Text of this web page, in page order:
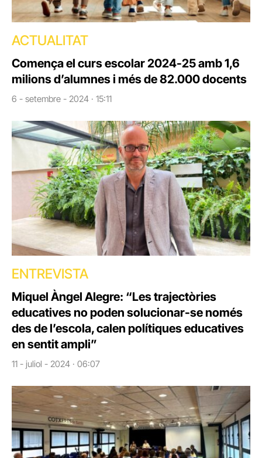
ACTUALITAT
Comença el curs escolar 2024-25 amb 1,6
milions d’alumnes i més de 82.000 docents
6 - setembre - 2024 · 15:11
ENTREVISTA
Miquel Àngel Alegre: “Les trajectòries
educatives no poden solucionar-se només
des de l’escola, calen polítiques educatives
en sentit ampli”
11 - juliol - 2024 · 06:07